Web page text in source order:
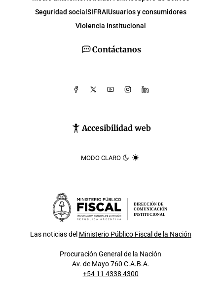
Contáctanos
Accesibilidad web
MODO CLARO
Seguridad social SIFRAIUsuarios y consumidores
Violencia institucional
DIRECCIÓN DE
COMUNICACIÓN
INSTITUCIONAL
Las noticias del Ministerio Público Fiscal de la Nación
Procuración General de la Nación
Av. de Mayo 760 C.A.B.A.
+54 11 4338 4300